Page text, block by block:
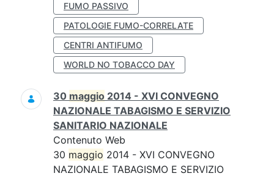
FUMO PASSIVO
PATOLOGIE FUMO-CORRELATE
CENTRI ANTIFUMO
WORLD NO TOBACCO DAY
30 maggio 2014 - XVI CONVEGNO
NAZIONALE TABAGISMO E SERVIZIO
SANITARIO NAZIONALE
Contenuto Web
30 maggio 2014 - XVI CONVEGNO
NAZIONALE TABAGISMO E SERVIZIO